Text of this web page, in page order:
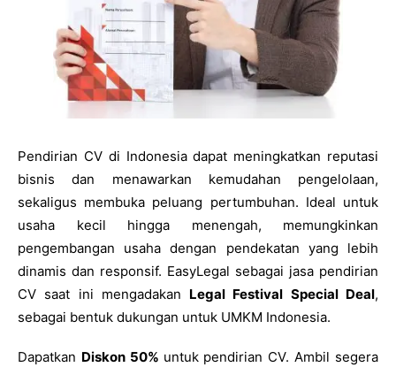
Pendirian CV di Indonesia dapat meningkatkan reputasi
bisnis dan menawarkan kemudahan pengelolaan,
sekaligus membuka peluang pertumbuhan. Ideal untuk
usaha kecil hingga menengah, memungkinkan
pengembangan usaha dengan pendekatan yang lebih
dinamis dan responsif. EasyLegal sebagai jasa pendirian
CV saat ini mengadakan Legal Festival Special Deal,
sebagai bentuk dukungan untuk UMKM Indonesia.
Dapatkan Diskon 50% untuk pendirian CV. Ambil segera